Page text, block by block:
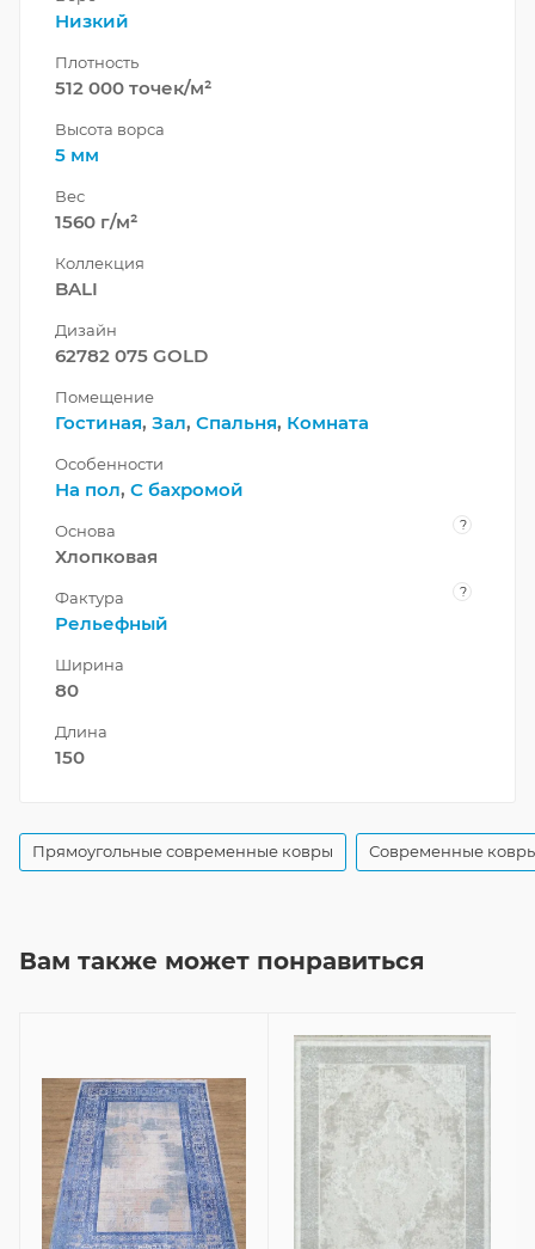
Низкий
Плотность
512 000 точек/м²
Высота ворса
5 мм
Вес
1560 г/м²
Коллекция
BALI
Дизайн
62782 075 GOLD
Помещение
Гостиная, Зал, Спальня, Комната
Особенности
На пол, С бахромой
Основа ?
Хлопковая
Фактура ?
Рельефный
Ширина
80
Длина
150
Прямоугольные современные ковры Современные
Вам также может понравиться